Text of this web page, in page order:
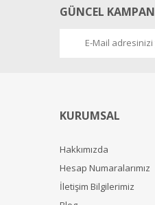
GÜNCEL
KURUMSAL
Hakkımızda
Hesap Numaralarımız
İletişim Bilgilerimiz